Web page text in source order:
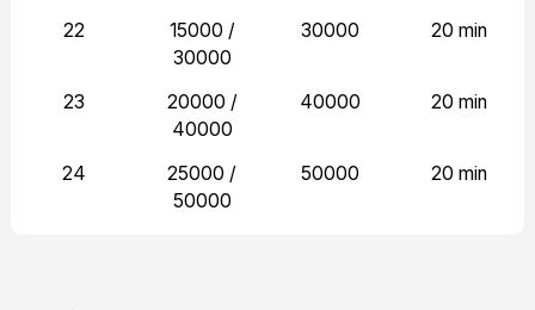
22
15000 /
30000
30000 20 min
23
20000 /
40000
40000 20 min
24
25000 /
50000
50000 20 min